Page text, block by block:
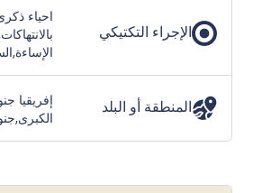
الإجراء التكتيكي
احياء
المنطقة أو البلد
إفريقيا